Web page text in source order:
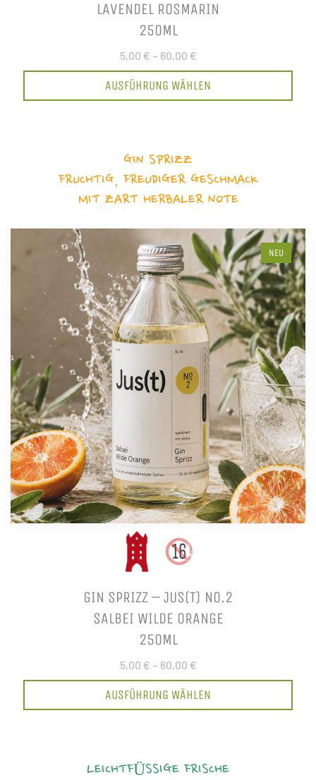
LAVENDEL ROSMARIN
250ML
5,00 € – 60,00 €
AUSFÜHRUNG WÄHLEN
GIN SPRIZZ
FRUCHTIG, FREUDIGER GESCHMACK
MIT ZART HERBALER NOTE
NEU
GIN SPRIZZ – JUS(T) NO.2
SALBEI WILDE ORANGE
250ML
5,00 € – 60,00 €
AUSFÜHRUNG WÄHLEN
LEICHTFÜSSIGE FRISCHE